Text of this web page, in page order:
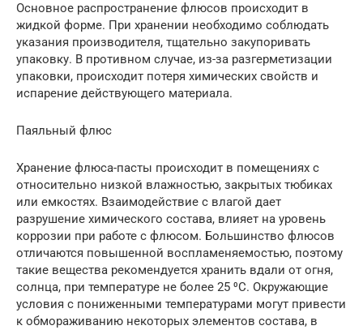
Основное распространение флюсов происходит в
жидкой форме. При хранении необходимо соблюдать
указания производителя, тщательно закупоривать
упаковку. В противном случае, из-за разгерметизации
упаковки, происходит потеря химических свойств и
испарение действующего материала.
Паяльный флюс
Хранение флюса-пасты происходит в помещениях с
относительно низкой влажностью, закрытых тюбиках
или емкостях. Взаимодействие с влагой дает
разрушение химического состава, влияет на уровень
коррозии при работе с флюсом. Большинство флюсов
отличаются повышенной воспламеняемостью, поэтому
такие вещества рекомендуется хранить вдали от огня,
солнца, при температуре не более 25 ⁰С. Окружающие
условия с пониженными температурами могут привести
к обмораживанию некоторых элементов состава, в